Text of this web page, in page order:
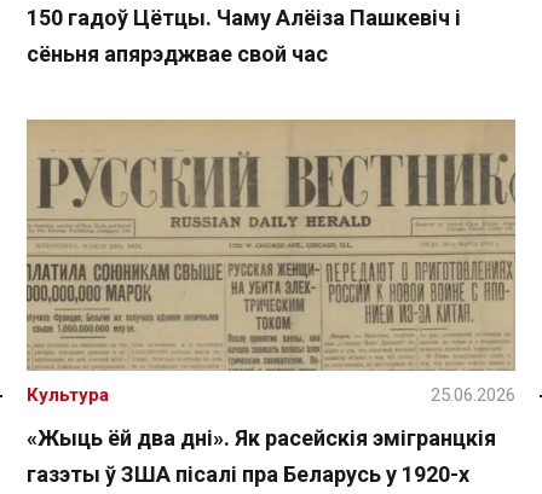
150 гадоў Цётцы. Чаму Алёіза Пашкевіч і
сёньня апярэджвае свой час
«Жыць ёй два дні». Як расейскія эмігранцкія
газэты ў ЗША пісалі пра Беларусь у 1920-х
Культура 25.06.2026